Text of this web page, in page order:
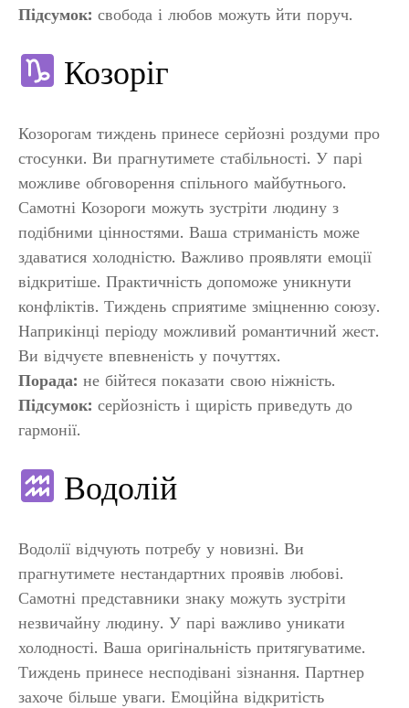
Підсумок: свобода і любов можуть йти поруч.
Козоріг
Козорогам тиждень принесе серйозні роздуми про
стосунки. Ви прагнутимете стабільності. У парі
можливе обговорення спільного майбутнього.
Самотні Козороги можуть зустріти людину з
подібними цінностями. Ваша стриманість може
здаватися холодністю. Важливо проявляти емоції
відкритіше. Практичність допоможе уникнути
конфліктів. Тиждень сприятиме зміцненню союзу.
Наприкінці періоду можливий романтичний жест.
Ви відчуєте впевненість у почуттях.
Порада: не бійтеся показати свою ніжність.
Підсумок: серйозність і щирість приведуть до
гармонії.
Водолій
Водолії відчують потребу у новизні. Ви
прагнутимете нестандартних проявів любові.
Самотні представники знаку можуть зустріти
незвичайну людину. У парі важливо уникати
холодності. Ваша оригінальність притягуватиме.
Тиждень принесе несподівані зізнання. Партнер
захоче більше уваги. Емоційна відкритість